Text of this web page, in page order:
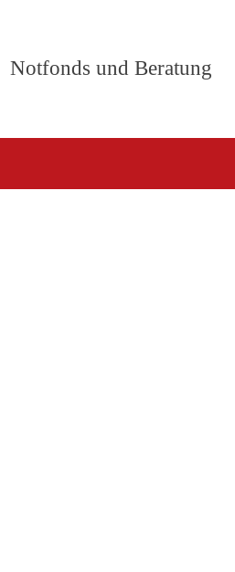
Notfonds und Beratung